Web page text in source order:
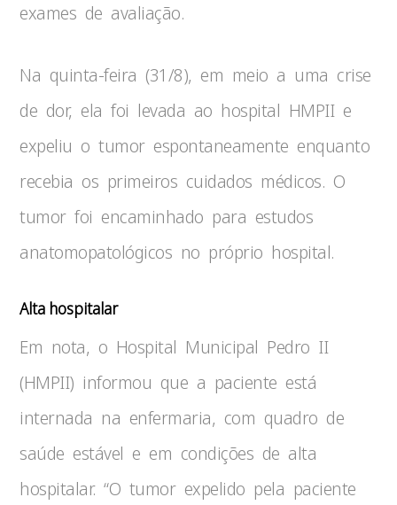
exames de avaliação.
Na quinta-feira (31/8), em meio a uma crise
de dor, ela foi levada ao hospital HMPII e
expeliu o tumor espontaneamente enquanto
recebia os primeiros cuidados médicos. O
tumor foi encaminhado para estudos
anatomopatológicos no próprio hospital.
Alta hospitalar
Em nota, o Hospital Municipal Pedro II
(HMPII) informou que a paciente está
internada na enfermaria, com quadro de
saúde estável e em condições de alta
hospitalar. “O tumor expelido pela paciente